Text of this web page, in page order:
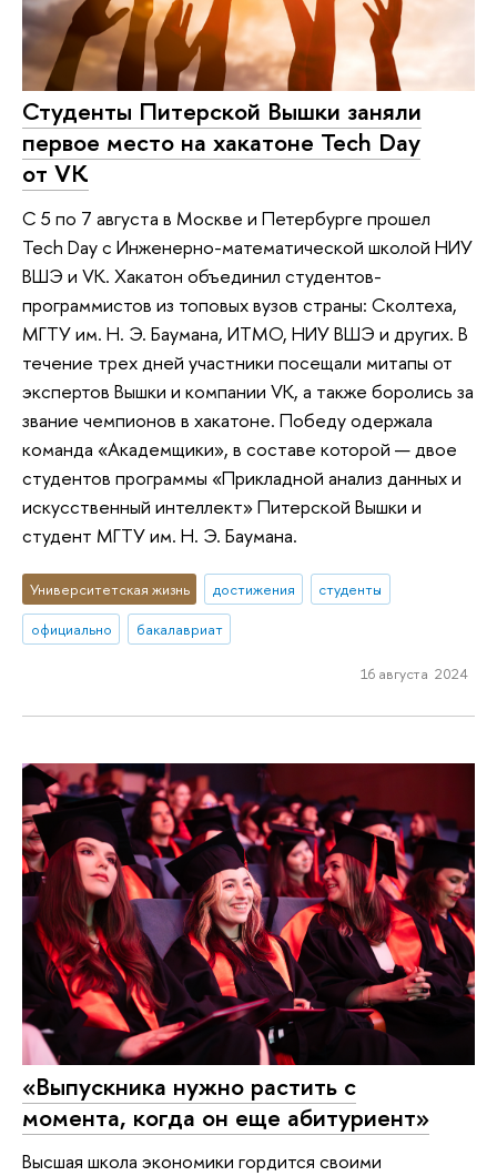
Студенты Питерской Вышки заняли
первое место на хакатоне Tech Day
от VK
С 5 по 7 августа в Москве и Петербурге прошел
Tech Day с Инженерно-математической школой НИУ
ВШЭ и VK. Хакатон объединил студентов-
программистов из топовых вузов страны: Сколтеха,
МГТУ им. Н. Э. Баумана, ИТМО, НИУ ВШЭ и других. В
течение трех дней участники посещали митапы от
экспертов Вышки и компании VK, а также боролись за
звание чемпионов в хакатоне. Победу одержала
команда «Академщики», в составе которой — двое
студентов программы «Прикладной анализ данных и
искусственный интеллект» Питерской Вышки и
студент МГТУ им. Н. Э. Баумана.
Университетская жизнь достижения
студенты
официально
бакалавриат
16 августа 2024
«Выпускника нужно растить с
момента, когда он еще абитуриент»
Высшая школа экономики гордится своими